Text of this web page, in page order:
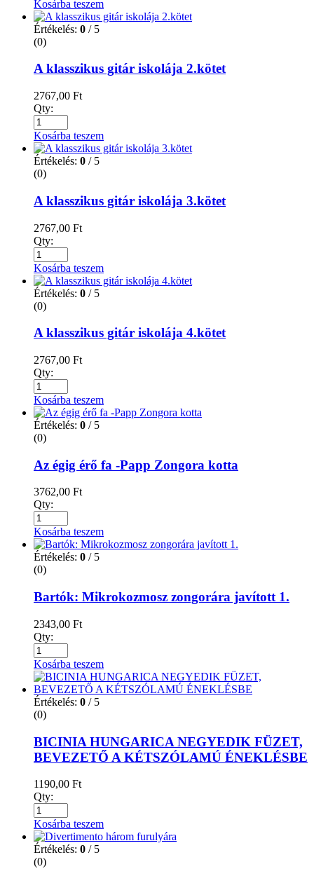
Kosárba teszem
Értékelés: 0 / 5
(0)
A klasszikus gitár iskolája 2.kötet
2767,00 Ft
Qty:
Kosárba teszem
Értékelés: 0 / 5
(0)
A klasszikus gitár iskolája 3.kötet
2767,00 Ft
Qty:
Kosárba teszem
Értékelés: 0 / 5
(0)
A klasszikus gitár iskolája 4.kötet
2767,00 Ft
Qty:
Kosárba teszem
Értékelés: 0 / 5
(0)
Az égig érő fa -Papp Zongora kotta
3762,00 Ft
Qty:
Kosárba teszem
Értékelés: 0 / 5
(0)
Bartók: Mikrokozmosz zongorára javított 1.
2343,00 Ft
Qty:
Kosárba teszem
Értékelés: 0 / 5
(0)
BICINIA HUNGARICA NEGYEDIK FÜZET,
BEVEZETŐ A KÉTSZÓLAMÚ ÉNEKLÉSBE
1190,00 Ft
Qty:
Kosárba teszem
Értékelés: 0 / 5
(0)